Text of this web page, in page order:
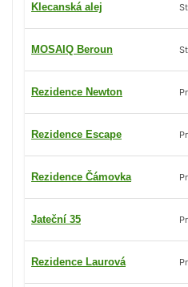
Klecanská alej
MOSAIQ Beroun
Rezidence Newton
Rezidence Escape
Rezidence Čámovka
Jateční 35
Rezidence Laurová